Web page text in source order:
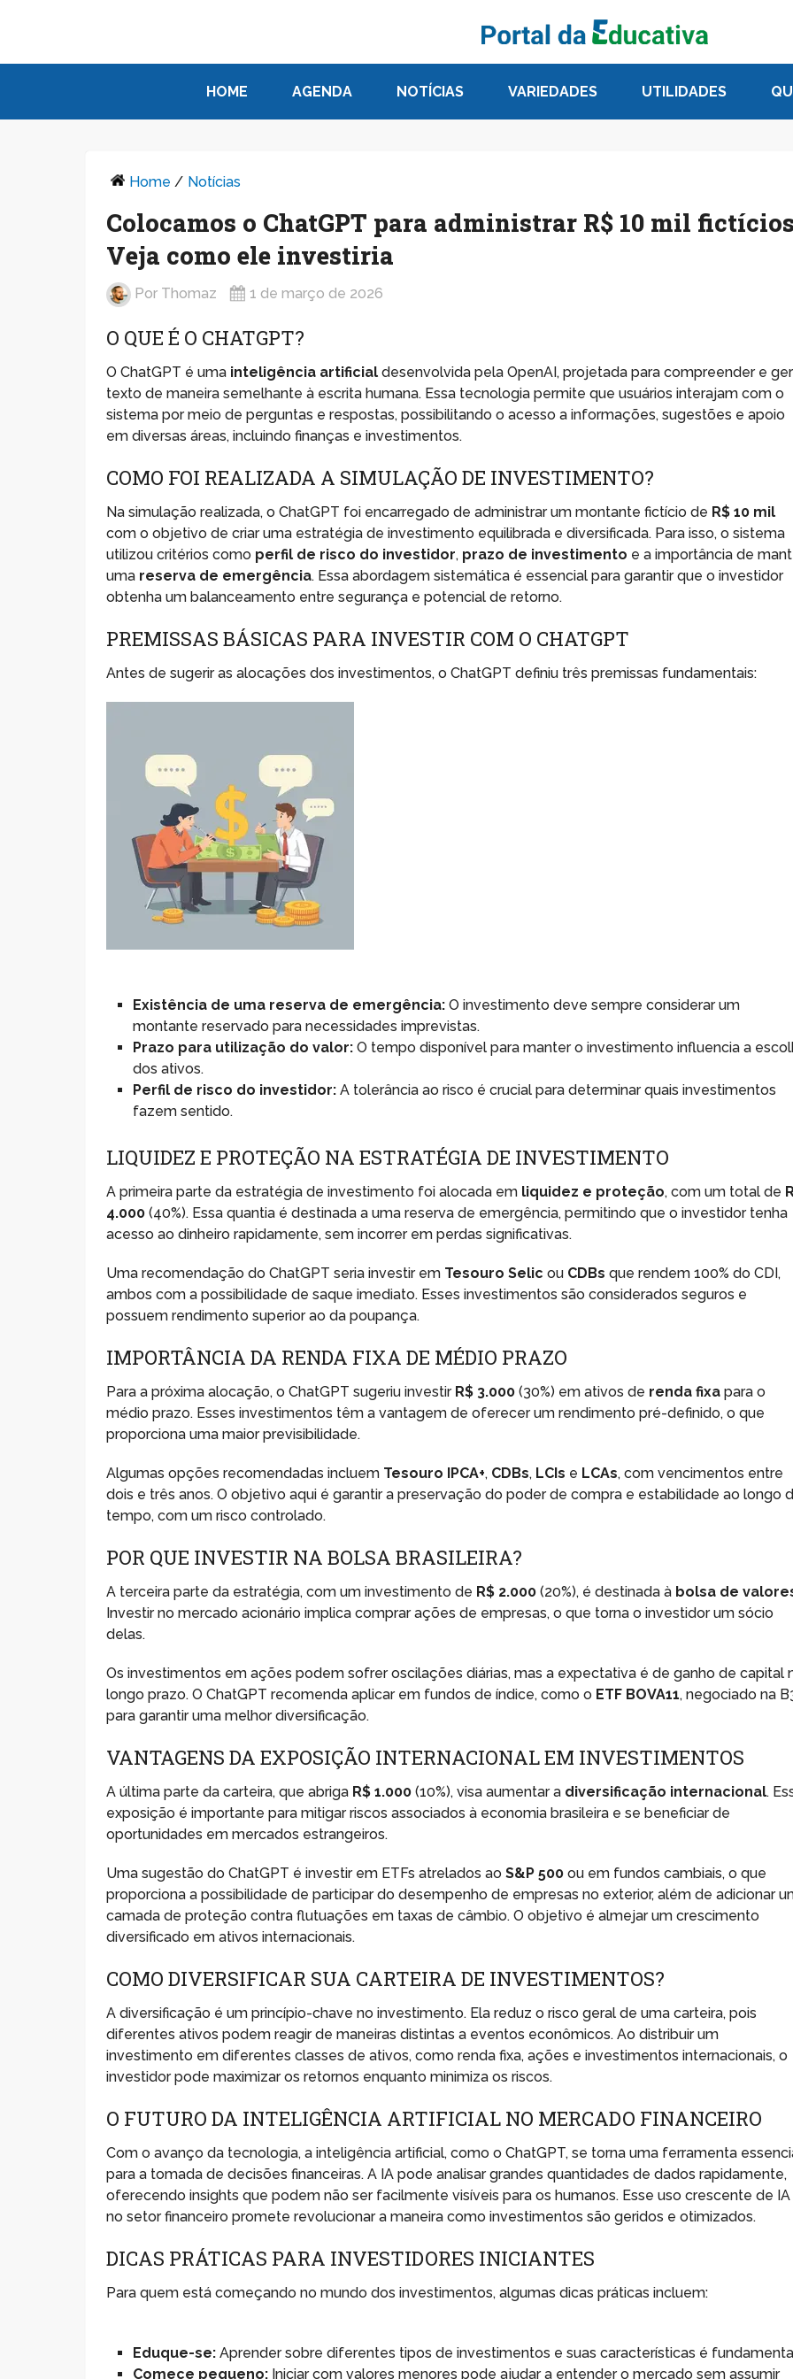
HOME AGENDA NOTÍCIAS VARIEDADES UTILIDADES
Home / Notícias
Colocamos o ChatGPT para administrar R$ 10 mil
Veja como ele investiria
Por Thomaz 1 de março de 2026
O QUE É O CHATGPT?
O ChatGPT é uma inteligência artificial desenvolvida pela OpenAI, projetada para compreender e
texto de maneira semelhante à escrita humana. Essa tecnologia permite que usuários interajam com o
sistema por meio de perguntas e respostas, possibilitando o acesso a informações, sugestões e apoio
em diversas áreas, incluindo finanças e investimentos.
COMO FOI REALIZADA A SIMULAÇÃO DE INVESTIMENTO?
Na simulação realizada, o ChatGPT foi encarregado de administrar um montante fictício de R$ 10 mil
com o objetivo de criar uma estratégia de investimento equilibrada e diversificada. Para isso, o sistema
utilizou critérios como perfil de risco do investidor, prazo de investimento e a importância de
uma reserva de emergência. Essa abordagem sistemática é essencial para garantir que o investidor
obtenha um balanceamento entre segurança e potencial de retorno.
PREMISSAS BÁSICAS PARA INVESTIR COM O CHATGPT
Antes de sugerir as alocações dos investimentos, o ChatGPT definiu três premissas fundamentais:
Existência de uma reserva de emergência: O investimento deve sempre considerar um
montante reservado para necessidades imprevistas.
Prazo para utilização do valor: O tempo disponível para manter o investimento influencia a
dos ativos.
Perfil de risco do investidor: A tolerância ao risco é crucial para determinar quais investimentos
fazem sentido.
LIQUIDEZ E PROTEÇÃO NA ESTRATÉGIA DE INVESTIMENTO
A primeira parte da estratégia de investimento foi alocada em liquidez e proteção, com um total de
4.000 (40%). Essa quantia é destinada a uma reserva de emergência, permitindo que o investidor tenha
acesso ao dinheiro rapidamente, sem incorrer em perdas significativas.
Uma recomendação do ChatGPT seria investir em Tesouro Selic ou CDBs que rendem 100% do CDI,
ambos com a possibilidade de saque imediato. Esses investimentos são considerados seguros e
possuem rendimento superior ao da poupança.
IMPORTÂNCIA DA RENDA FIXA DE MÉDIO PRAZO
Para a próxima alocação, o ChatGPT sugeriu investir R$ 3.000 (30%) em ativos de renda fixa para o
médio prazo. Esses investimentos têm a vantagem de oferecer um rendimento pré-definido, o que
proporciona uma maior previsibilidade.
Algumas opções recomendadas incluem Tesouro IPCA+, CDBs, LCIs e LCAs, com vencimentos entre
dois e três anos. O objetivo aqui é garantir a preservação do poder de compra e estabilidade ao longo
tempo, com um risco controlado.
POR QUE INVESTIR NA BOLSA BRASILEIRA?
A terceira parte da estratégia, com um investimento de R$ 2.000 (20%), é destinada à bolsa de
Investir no mercado acionário implica comprar ações de empresas, o que torna o investidor um sócio
delas.
Os investimentos em ações podem sofrer oscilações diárias, mas a expectativa é de ganho de capital
longo prazo. O ChatGPT recomenda aplicar em fundos de índice, como o ETF BOVA11, negociado na
para garantir uma melhor diversificação.
VANTAGENS DA EXPOSIÇÃO INTERNACIONAL EM INVESTIMENTOS
A última parte da carteira, que abriga R$ 1.000 (10%), visa aumentar a diversificação internacional.
exposição é importante para mitigar riscos associados à economia brasileira e se beneficiar de
oportunidades em mercados estrangeiros.
Uma sugestão do ChatGPT é investir em ETFs atrelados aoS&P 500 ou em fundos cambiais, o que
proporciona a possibilidade de participar do desempenho de empresas no exterior, além de adicionar
camada de proteção contra flutuações em taxas de câmbio. O objetivo é almejar um crescimento
diversificado em ativos internacionais.
COMO DIVERSIFICAR SUA CARTEIRA DE INVESTIMENTOS?
A diversificação é um princípio-chave no investimento. Ela reduz o risco geral de uma carteira, pois
diferentes ativos podem reagir de maneiras distintas a eventos econômicos. Ao distribuir um
investimento em diferentes classes de ativos, como renda fixa, ações e investimentos internacionais, o
investidor pode maximizar os retornos enquanto minimiza os riscos.
O FUTURO DA INTELIGÊNCIA ARTIFICIAL NO MERCADO FINANCEIRO
Com o avanço da tecnologia, a inteligência artificial, como o ChatGPT, se torna uma ferramenta
para a tomada de decisões financeiras. A IA pode analisar grandes quantidades de dados rapidamente,
oferecendo insights que podem não ser facilmente visíveis para os humanos. Esse uso crescente de IA
no setor financeiro promete revolucionar a maneira como investimentos são geridos e otimizados.
DICAS PRÁTICAS PARA INVESTIDORES INICIANTES
Para quem está começando no mundo dos investimentos, algumas dicas práticas incluem:
Eduque-se: Aprender sobre diferentes tipos de investimentos e suas características é
Comece pequeno: Iniciar com valores menores pode ajudar a entender o mercado sem assumir